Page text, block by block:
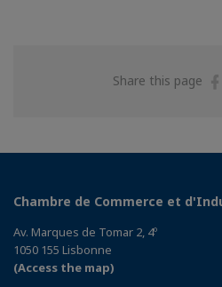
Share this page
Chambre de Commerce et
Av. Marques de Tomar 2, 4º
1050 155 Lisbonne
(Access the map)